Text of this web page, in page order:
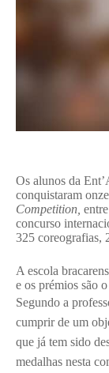
Os alunos da
conquistaram
Competition,
concurso
325 coreografias,
A escola
e os prémios são
Segundo a
cumprir de um
que já tem sido
medalhas nesta